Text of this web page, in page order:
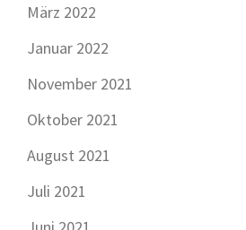
März 2022
Januar 2022
November 2021
Oktober 2021
August 2021
Juli 2021